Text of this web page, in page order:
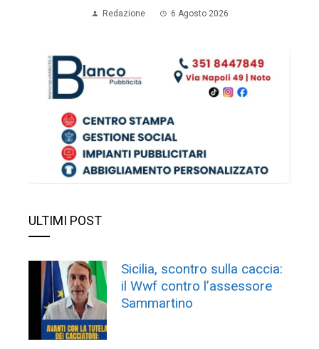
Redazione 6 Agosto 2026
ULTIMI POST
Sicilia, scontro sulla caccia:
il Wwf contro l’assessore
Sammartino